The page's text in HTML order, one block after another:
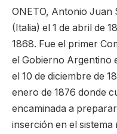
ONETO, Antonio Juan
(Italia) el 1 de abril de
1868. Fue el primer
el Gobierno Argentino
el 10 de diciembre de
enero de 1876 donde
encaminada a
inserción en el